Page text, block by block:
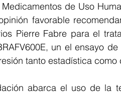
de Uso
favorable
Pierre Fabre para el
un el ensayo
tanto estadística como
abarca el uso de la